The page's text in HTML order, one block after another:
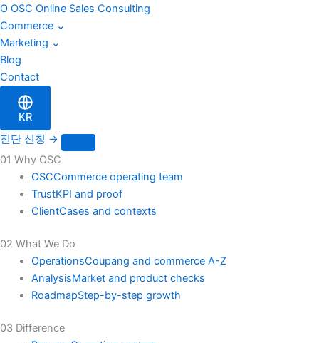
Skip
to
content
O OSC Online Sales Consulting
Commerce ⌄
Marketing ⌄
Blog
Contact
KR
진단 신청 →
01 Why OSC
OSCCommerce operating team
TrustKPI and proof
ClientCases and contexts
02 What We Do
OperationsCoupang and commerce A-Z
AnalysisMarket and product checks
RoadmapStep-by-step growth
03 Difference
블
로
검
색